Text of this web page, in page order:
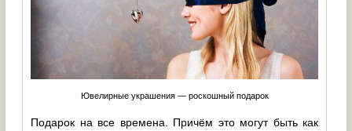
Ювелирные украшения — роскошный подарок
Подарок на все времена. Причём это могут быть как